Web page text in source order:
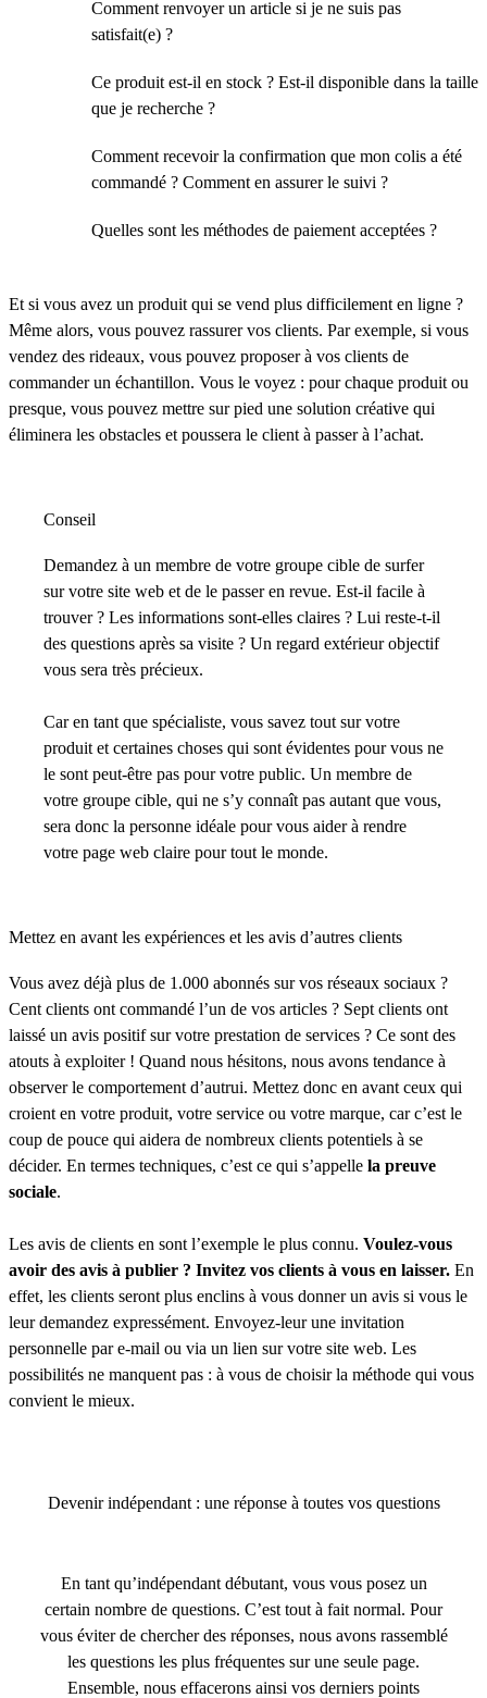
Comment renvoyer un article si je ne suis pas
satisfait(e) ?
Ce produit est-il en stock ? Est-il disponible dans la taille
que je recherche ?
Comment recevoir la confirmation que mon colis a été
commandé ? Comment en assurer le suivi ?
Quelles sont les méthodes de paiement acceptées ?
Et si vous avez un produit qui se vend plus difficilement en ligne ?
Même alors, vous pouvez rassurer vos clients. Par exemple, si vous
vendez des rideaux, vous pouvez proposer à vos clients de
commander un échantillon. Vous le voyez : pour chaque produit ou
presque, vous pouvez mettre sur pied une solution créative qui
éliminera les obstacles et poussera le client à passer à l’achat.
Conseil
Demandez à un membre de votre groupe cible de surfer
sur votre site web et de le passer en revue. Est-il facile à
trouver ? Les informations sont-elles claires ? Lui reste-t-il
des questions après sa visite ? Un regard extérieur objectif
vous sera très précieux.
Car en tant que spécialiste, vous savez tout sur votre
produit et certaines choses qui sont évidentes pour vous ne
le sont peut-être pas pour votre public. Un membre de
votre groupe cible, qui ne s’y connaît pas autant que vous,
sera donc la personne idéale pour vous aider à rendre
votre page web claire pour tout le monde.
Mettez en avant les expériences et les avis d’autres clients
Vous avez déjà plus de 1.000 abonnés sur vos réseaux sociaux ?
Cent clients ont commandé l’un de vos articles ? Sept clients ont
laissé un avis positif sur votre prestation de services ? Ce sont des
atouts à exploiter ! Quand nous hésitons, nous avons tendance à
observer le comportement d’autrui. Mettez donc en avant ceux qui
croient en votre produit, votre service ou votre marque, car c’est le
coup de pouce qui aidera de nombreux clients potentiels à se
décider. En termes techniques, c’est ce qui s’appelle la preuve
sociale.
Les avis de clients en sont l’exemple le plus connu. Voulez-vous
avoir des avis à publier ? Invitez vos clients à vous en laisser. En
effet, les clients seront plus enclins à vous donner un avis si vous le
leur demandez expressément. Envoyez-leur une invitation
personnelle par e-mail ou via un lien sur votre site web. Les
possibilités ne manquent pas : à vous de choisir la méthode qui vous
convient le mieux.
Devenir indépendant : une réponse à toutes vos questions
En tant qu’indépendant débutant, vous vous posez un
certain nombre de questions. C’est tout à fait normal. Pour
vous éviter de chercher des réponses, nous avons rassemblé
les questions les plus fréquentes sur une seule page.
Ensemble, nous effacerons ainsi vos derniers points